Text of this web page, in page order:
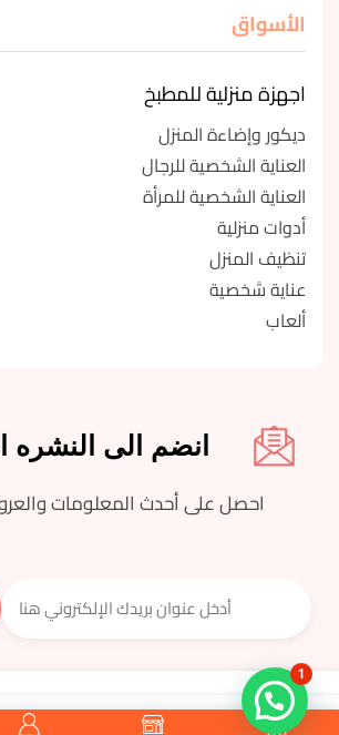
الأسواق
اجهزة منزلية للمطبخ
ديكور وإضاءة المنزل
العناية الشخصية للرجال
العناية الشخصية للمرأة
أدوات منزلية
تنظيف المنزل
عناية شخصية
ألعاب
انضم الى النشره
احصل على أحدث المعلومات
جميع الحقوق محفوظة © اسواق مزار 2023
1